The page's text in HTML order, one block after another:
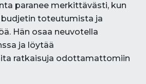
paranee merkittävästi, kun
toteutumista ja
Hän osaa neuvotella
ja löytää
ratkaisuja odottamattomiin